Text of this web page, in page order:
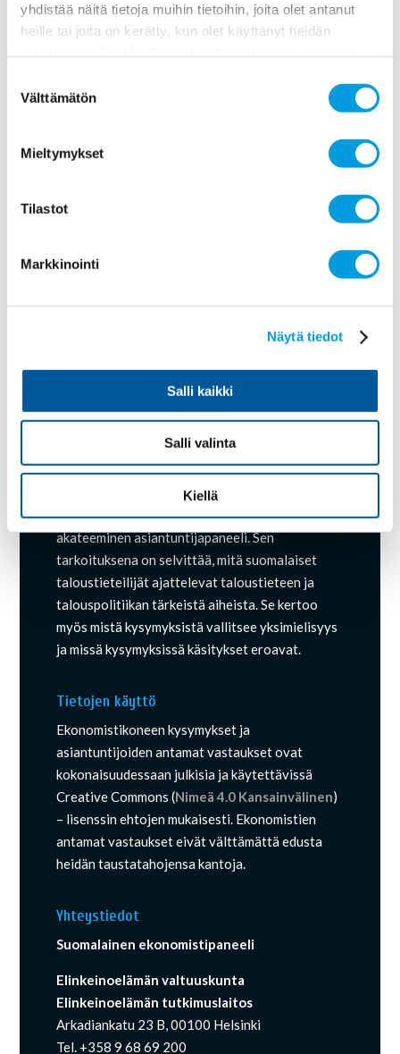
yhdistää näitä tietoja muihin tietoihin, joita olet antanut
heille tai joita on kerätty, kun olet käyttänyt heidän
valinta
Välttämätön
Mieltymykset
Tilastot
Markkinointi
Näytä tiedot
Salli kaikki
Salli valinta
Kiellä
Vuokrasääntelyllä pitäisi pyrkiä
hillitsemään vuokrien nousua, vaikka
se tarkoittaisi vuokra-
17.10.2017
rakennemuutosta ja ovat siksi
« Vanhemmat merkinnät
Suomalainen ekonomistipaneeli on riippumaton,
akateeminen asiantuntijapaneeli. Sen
tarkoituksena on selvittää, mitä suomalaiset
taloustieteilijät ajattelevat taloustieteen ja
talouspolitiikan tärkeistä aiheista. Se kertoo
myös mistä kysymyksistä vallitsee yksimielisyys
ja missä kysymyksissä käsitykset eroavat.
Tietojen käyttö
Ekonomistikoneen kysymykset ja
asiantuntijoiden antamat vastaukset ovat
kokonaisuudessaan julkisia ja käytettävissä
Creative Commons (Nimeä 4.0 Kansainvälinen)
– lisenssin ehtojen mukaisesti. Ekonomistien
antamat vastaukset eivät välttämättä edusta
heidän taustatahojensa kantoja.
Yhteystiedot
Suomalainen ekonomistipaneeli
Elinkeinoelämän valtuuskunta
Elinkeinoelämän tutkimuslaitos
Arkadiankatu 23 B, 00100 Helsinki
Tel. +358 9 68 69 200